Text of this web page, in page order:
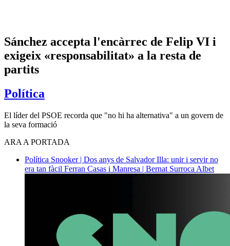
Sánchez accepta l'encàrrec de Felip VI i
exigeix «responsabilitat» a la resta de
partits
Política
El líder del PSOE recorda que "no hi ha alternativa" a un govern de
la seva formació
ARA A PORTADA
Política Snooker | Dos anys de Salvador Illa: unir i servir no
era tan fàcil Ferran Casas i Manresa | Bernat Surroca Albet